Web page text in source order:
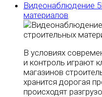
Видеонаблюдение
материалов
В условиях
и контроль играют
магазинов
хранится дорогая
происходят